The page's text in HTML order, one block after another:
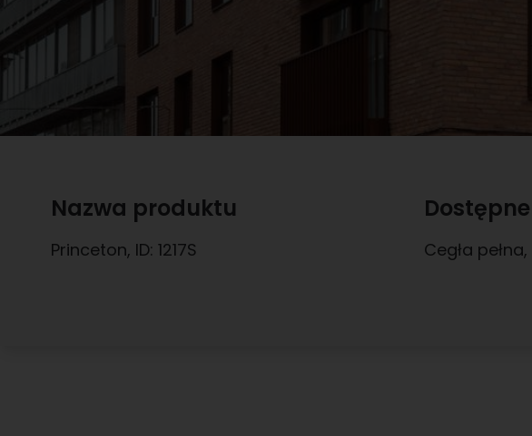
Nazwa produktu
Princeton, ID: 1217S Cegła pełna,